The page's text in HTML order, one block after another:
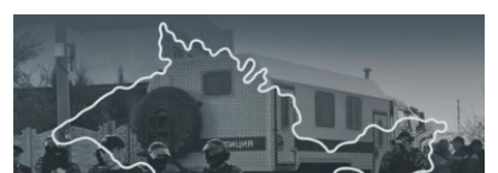
BLOGLAR
Русский